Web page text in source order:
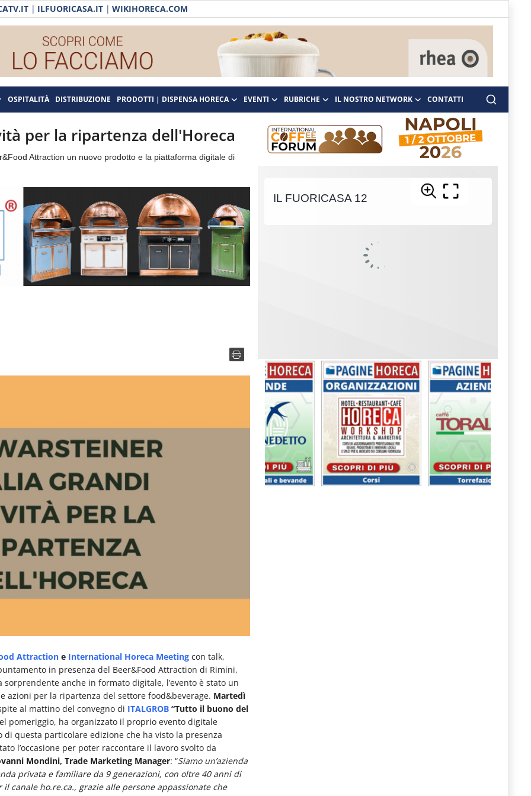
| ILFUORICASA.IT | WIKIHORECA.COM
OSPITALITÀ DISTRIBUZIONE PRODOTTI | DISPENSA HORECA EVENTI RUBRICHE IL NOSTRO NETWORK CONTATTI
per la ripartenza dell'Horeca
Attraction un nuovo prodotto e la piattaforma digitale di
Attraction e International Horeca Meeting con talk,
in presenza del Beer&Food Attraction di Rimini,
sorprendente anche in formato digitale, l’evento è stato un
per la ripartenza del settore food&beverage. Martedì
al mattino del convegno di ITALGROB “Tutto il buono del
pomeriggio, ha organizzato il proprio evento digitale
di questa particolare edizione che ha visto la presenza
l’occasione per poter raccontare il lavoro svolto da
Mondini, Trade Marketing Manager: “Siamo un’azienda
privata e familiare da 9 generazioni, con oltre 40 anni di
canale ho.re.ca., grazie alle persone appassionate che